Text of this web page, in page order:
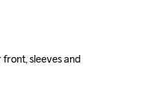
sleeves and
sleeves and